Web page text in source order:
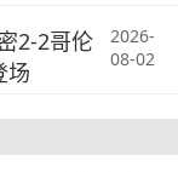
2-2哥伦
场
2026-
08-02